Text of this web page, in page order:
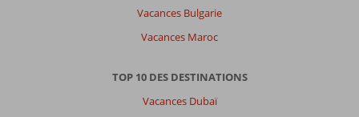
Vacances Bulgarie
Vacances Maroc
TOP 10 DES DESTINATIONS
Vacances Dubaï